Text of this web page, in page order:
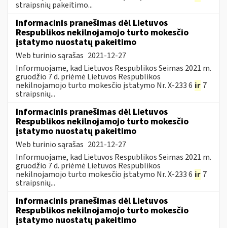
straipsnių pakeitimo...
Informacinis pranešimas dėl Lietuvos
Respublikos nekilnojamojo turto mokesčio
įstatymo nuostatų pakeitimo
Web turinio sąrašas 2021-12-27
Informuojame, kad Lietuvos Respublikos Seimas 2021 m.
gruodžio 7 d. priėmė Lietuvos Respublikos
nekilnojamojo turto mokesčio įstatymo Nr. X-233 6 ir 7
straipsnių...
Informacinis pranešimas dėl Lietuvos
Respublikos nekilnojamojo turto mokesčio
įstatymo nuostatų pakeitimo
Web turinio sąrašas 2021-12-27
Informuojame, kad Lietuvos Respublikos Seimas 2021 m.
gruodžio 7 d. priėmė Lietuvos Respublikos
nekilnojamojo turto mokesčio įstatymo Nr. X-233 6 ir 7
straipsnių...
Informacinis pranešimas dėl Lietuvos
Respublikos nekilnojamojo turto mokesčio
įstatymo nuostatų pakeitimo